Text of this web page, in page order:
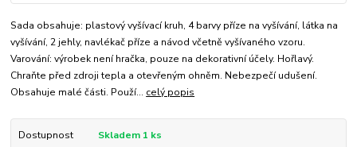
Sada obsahuje: plastový vyšívací kruh, 4 barvy příze na vyšívání, látka na
vyšívání, 2 jehly, navlékač příze a návod včetně vyšívaného vzoru.
Varování: výrobek není hračka, pouze na dekorativní účely. Hořlavý.
Chraňte před zdroji tepla a otevřeným ohněm. Nebezpečí udušení.
Obsahuje malé části. Použí... celý popis
Dostupnost Skladem 1 ks